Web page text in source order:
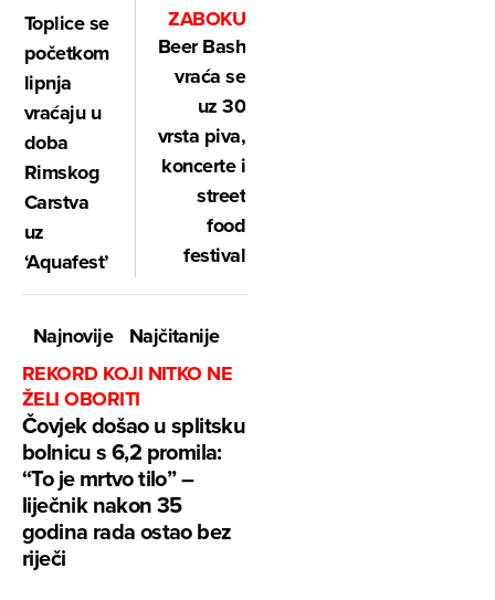
Toplice se
početkom
lipnja
vraćaju u
doba
Rimskog
Carstva
uz
‘Aquafest’
ZABOKU
Beer Bash
vraća se
uz 30
vrsta piva,
koncerte i
street
food
festival
Najnovije
Najčitanije
REKORD KOJI NITKO NE
ŽELI OBORITI
Čovjek došao u splitsku
bolnicu s 6,2 promila:
“To je mrtvo tilo” –
liječnik nakon 35
godina rada ostao bez
riječi